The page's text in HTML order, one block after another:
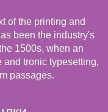
of the printing and
been the industry's
1500s, when an
and tronic typesetting,
passages.